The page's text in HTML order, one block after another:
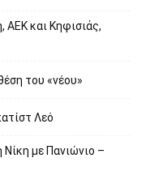
ΑΕΚ και Κηφισιάς,
του «νέου»
Λεό
με Πανιώνιο –